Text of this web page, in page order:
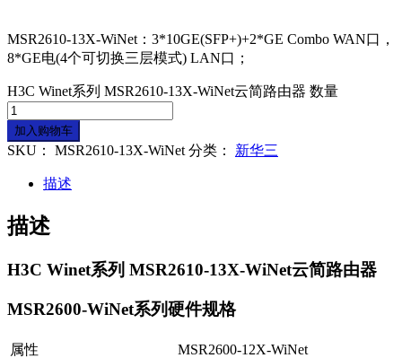
MSR2610-13X-WiNet：3*10GE(SFP+)+2*GE Combo WAN口，
8*GE电(4个可切换三层模式) LAN口；
H3C Winet系列 MSR2610-13X-WiNet云简路由器 数量
加入购物车
SKU： MSR2610-13X-WiNet 分类： 新华三
描述
描述
H3C Winet系列 MSR2610-13X-WiNet云简路由器
MSR2600-WiNet系列硬件规格
属性
MSR2600-12X-WiNet